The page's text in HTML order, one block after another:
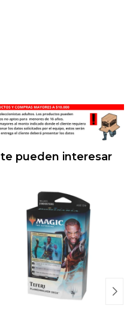
pueden interesar